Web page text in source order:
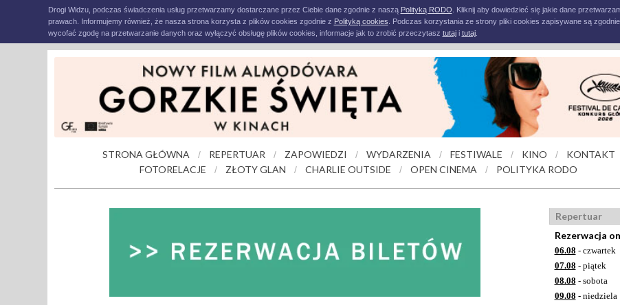
Drogi Widzu, podczas świadczenia usług przetwarzamy dostarczane przez Ciebie dane zgodnie z naszą Polityką RODO . Kliknij aby dowiedzieć się jakie dane
prawach. Informujemy również, że nasza strona korzysta z plików cookies zgodnie z Polityką cookies . Podczas korzystania ze strony pliki cookies zapisywane są
wycofać zgodę na przetwarzanie danych oraz wyłączyć obsługę plików cookies, informacje jak to zrobić przeczytasz tutaji tutaj.
STRONA GŁÓWNA / REPERTUAR / ZAPOWIEDZI / WYDARZENIA / FESTIWALE / KINO /
KONTAKT
FOTORELACJE
/ ZŁOTY GLAN / CHARLIE OUTSIDE / OPEN CINEMA / POLITYKA RODO
Repertuar
Rezerwacja
06.08 - czwartek
07.08 - piątek
08.08 - sobota
09.08 - niedziela